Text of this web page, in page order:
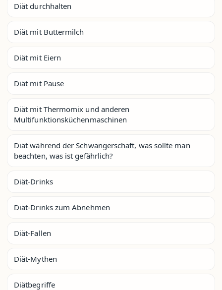
Diät durchhalten
Diät mit Buttermilch
Diät mit Eiern
Diät mit Pause
Diät mit Thermomix und anderen
Multifunktionsküchenmaschinen
Diät während der Schwangerschaft, was sollte man
beachten, was ist gefährlich?
Diät-Drinks
Diät-Drinks zum Abnehmen
Diät-Fallen
Diät-Mythen
Diätbegriffe